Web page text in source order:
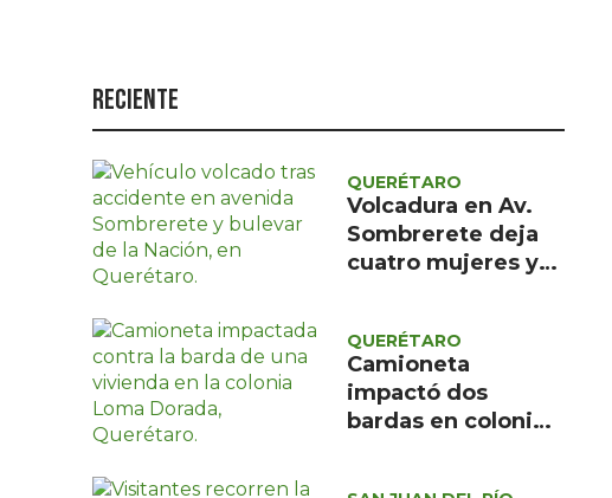
Política
Turismo
Asuntos Sociales
Reciente
QUERÉTARO
Volcadura en Av.
Sombrerete deja
cuatro mujeres y
prehospitalaria
QUERÉTARO
Camioneta
impactó dos
bardas en colonia